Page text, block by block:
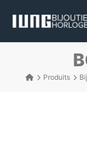
Produits